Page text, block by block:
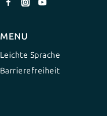
MENU
Leichte Sprache
Barrierefreiheit